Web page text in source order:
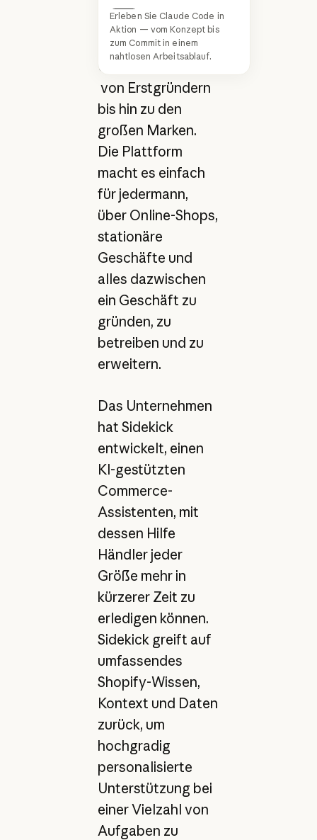
Next
Erleben Sie Claude Code in
Aktion — vom Konzept bis
zum Commit in einem
nahtlosen Arbeitsablauf.
Handel für
Millionen von
Unternehmen –
von Erstgründern
bis hin zu den
großen Marken.
Die Plattform
macht es einfach
für jedermann,
über Online-Shops,
stationäre
Geschäfte und
alles dazwischen
ein Geschäft zu
gründen, zu
betreiben und zu
erweitern.
Das Unternehmen
hat Sidekick
entwickelt, einen
KI-gestützten
Commerce-
Assistenten, mit
dessen Hilfe
Händler jeder
Größe mehr in
kürzerer Zeit zu
erledigen können.
Sidekick greift auf
umfassendes
Shopify-Wissen,
Kontext und Daten
zurück, um
hochgradig
personalisierte
Unterstützung bei
einer Vielzahl von
Aufgaben zu